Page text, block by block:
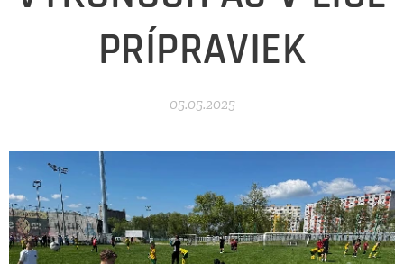
PRÍPRAVIEK
05.05.2025